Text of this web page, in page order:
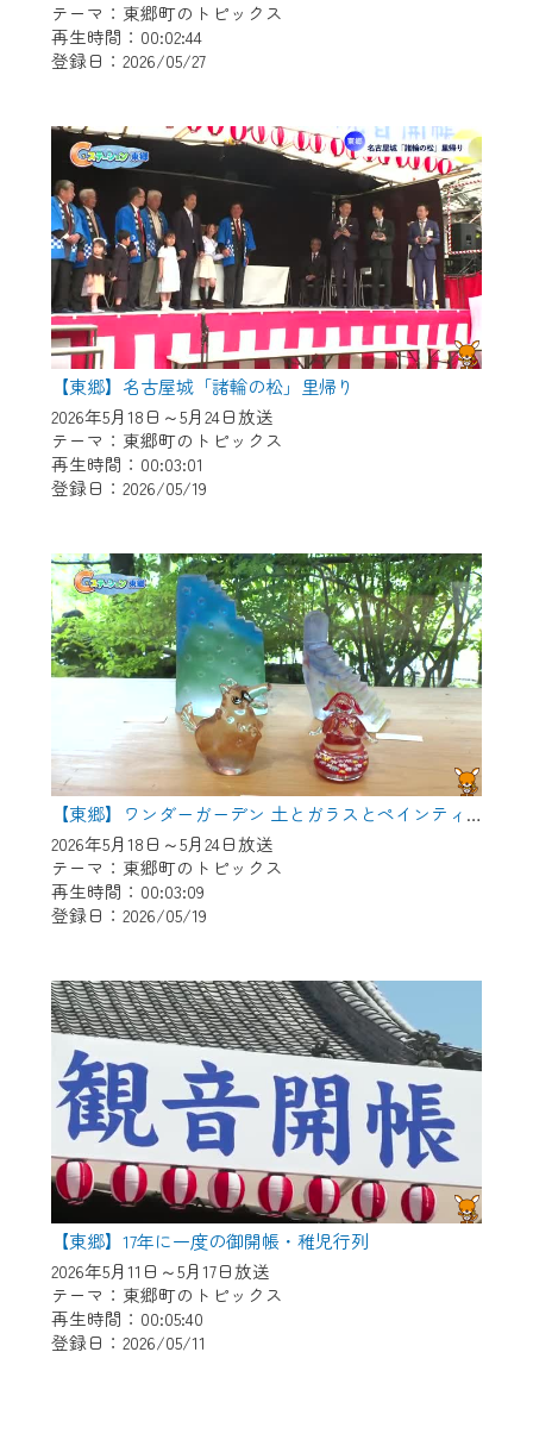
テーマ：東郷町のトピックス
再生時間：00:02:44
登録日：2026/05/27
【東郷】名古屋城「諸輪の松」里帰り
2026年5月18日～5月24日放送
テーマ：東郷町のトピックス
再生時間：00:03:01
登録日：2026/05/19
【東郷】ワンダーガーデン 土とガラスとペインティング
2026年5月18日～5月24日放送
テーマ：東郷町のトピックス
再生時間：00:03:09
登録日：2026/05/19
【東郷】17年に一度の御開帳・稚児行列
2026年5月11日～5月17日放送
テーマ：東郷町のトピックス
再生時間：00:05:40
登録日：2026/05/11